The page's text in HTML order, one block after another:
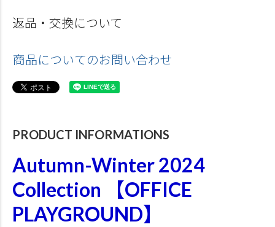
返品・交換について
商品についてのお問い合わせ
PRODUCT INFORMATIONS
Autumn-Winter 2024
Collection 【OFFICE
PLAYGROUND】